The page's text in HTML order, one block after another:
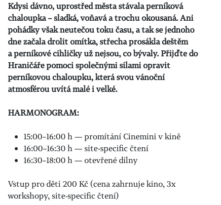
Kdysi dávno, uprostřed města stávala perníková
chaloupka – sladká, voňavá a trochu okousaná. Ani
pohádky však neutečou toku času, a tak se jednoho
dne začala drolit omítka, střecha prosákla deštěm
a perníkové cihličky už nejsou, co bývaly. Přijďte do
Hraničáře pomoci společnými silami opravit
perníkovou chaloupku, která svou vánoční
atmosférou uvítá malé i velké.
HARMONOGRAM:
15:00–16:00 h — promítání Cinemini v kině
16:00–16:30 h — site-specific čtení
16:30–18:00 h — otevřené dílny
Vstup pro děti 200 Kč (cena zahrnuje kino, 3x
workshopy, site-specific čtení)